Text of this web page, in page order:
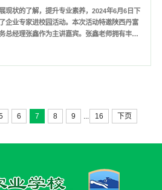
现状的了解，提升专业素养，2024年6月6日下
企业专家进校园活动。本次活动特邀陕西丹富
总经理张鑫作为主讲嘉宾。张鑫老师拥有丰富
前沿技术和自身实践经验，为23级畜禽生产技
6 7 8 9 16 下页